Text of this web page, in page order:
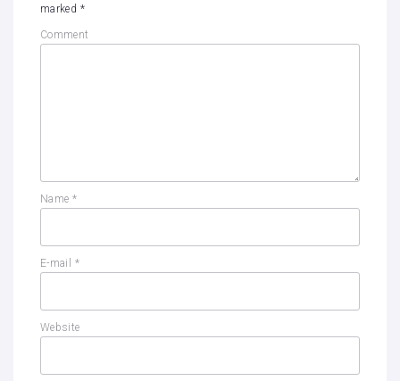
marked *
Comment
Name *
E-mail *
Website